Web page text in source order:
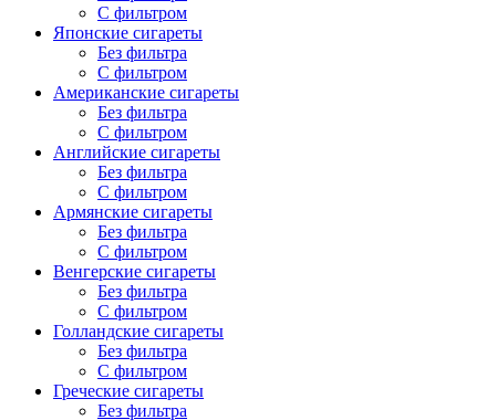
С фильтром
Японские сигареты
Без фильтра
С фильтром
Американские сигареты
Без фильтра
С фильтром
Английские сигареты
Без фильтра
С фильтром
Армянские сигареты
Без фильтра
С фильтром
Венгерские сигареты
Без фильтра
С фильтром
Голландские сигареты
Без фильтра
С фильтром
Греческие сигареты
Без фильтра